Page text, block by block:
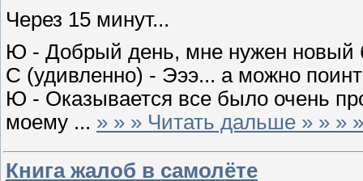
Через 15 минут...
Ю - Добрый день, мне нужен новый
С (удивленно) - Эээ... а можно
Ю - Оказывается все было очень
моему ... » » » Читать дальше » » » »
Книга жалоб в самолёте